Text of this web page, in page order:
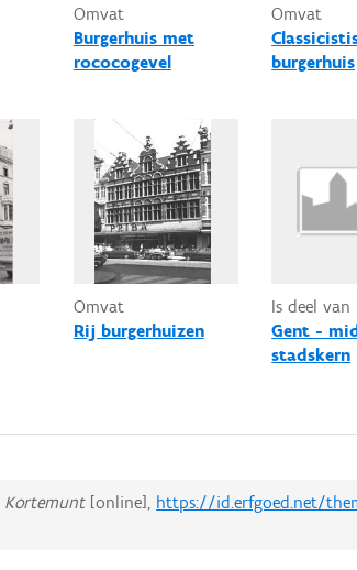
Omvat
Burgerhuis met
rococogevel
Omvat
burgerhuis
Omvat
Rij burgerhuizen
Is deel van
Gent -
stadskern
Kortemunt[online], https://id.erfgoed.net/